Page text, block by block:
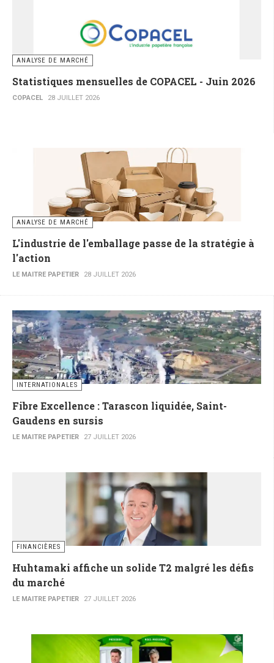
ANALYSE DE MARCHÉ
Statistiques mensuelles de COPACEL - Juin 2026
COPACEL 28 JUILLET 2026
ANALYSE DE MARCHÉ
L'industrie de l'emballage passe de la stratégie à
l'action
LE MAITRE PAPETIER 28 JUILLET 2026
INTERNATIONALES
Fibre Excellence : Tarascon liquidée, Saint-
Gaudens en sursis
LE MAITRE PAPETIER 27 JUILLET 2026
FINANCIÈRES
Huhtamaki affiche un solide T2 malgré les défis
du marché
LE MAITRE PAPETIER 27 JUILLET 2026